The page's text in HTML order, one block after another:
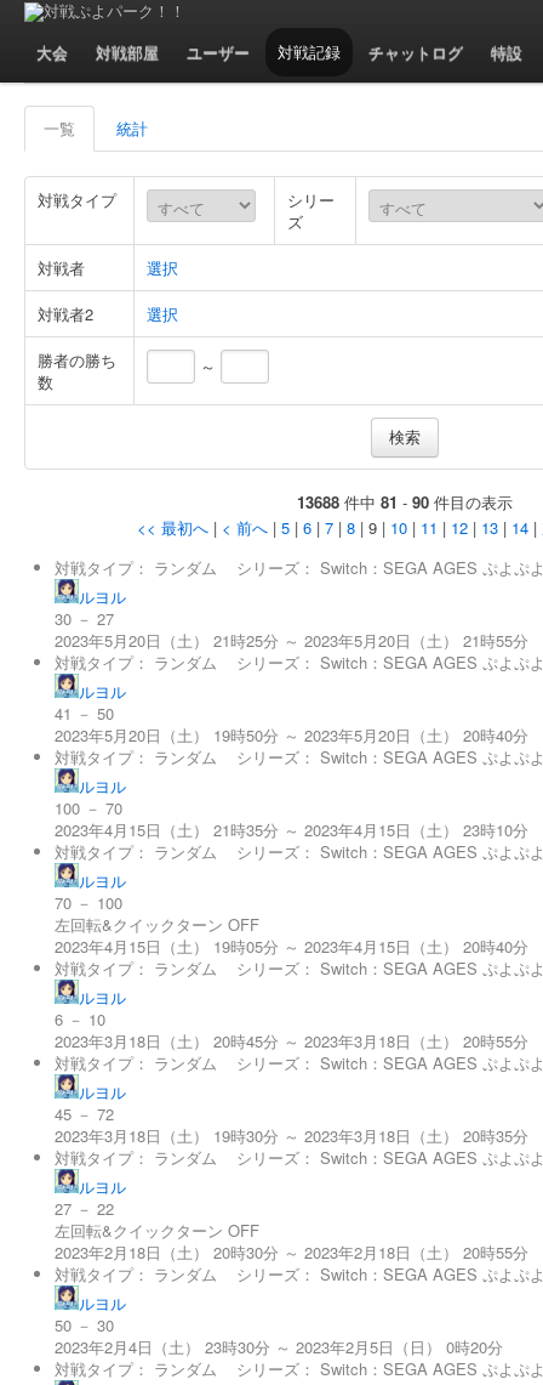
大会 対戦部屋 ユーザー 対戦記録 チャットログ 特設
対戦記録 - 一覧
一覧 統計
対戦タイプ
シリー
ズ
対戦者
選択
対戦者2
選択
勝者の勝ち
数
～
13688件中 81 - 90件目の表示
<< 最初へ | < 前へ | 5 | 6 | 7 | 8 | 9 | 10 | 11 | 12 | 13 | 14 |
対戦タイプ： ランダム シリーズ： Switch：SEGA AGES ぷよぷ
ルヨル
30 － 27
2023年5月20日（土） 21時25分 ～ 2023年5月20日（土） 21時55分
対戦タイプ： ランダム シリーズ： Switch：SEGA AGES ぷよぷ
ルヨル
41 － 50
2023年5月20日（土） 19時50分 ～ 2023年5月20日（土） 20時40分
対戦タイプ： ランダム シリーズ： Switch：SEGA AGES ぷよぷ
ルヨル
100 － 70
2023年4月15日（土） 21時35分 ～ 2023年4月15日（土） 23時10分
対戦タイプ： ランダム シリーズ： Switch：SEGA AGES ぷよぷ
ルヨル
70 － 100
左回転&クイックターン OFF
2023年4月15日（土） 19時05分 ～ 2023年4月15日（土） 20時40分
対戦タイプ： ランダム シリーズ： Switch：SEGA AGES ぷよぷ
ルヨル
6 － 10
2023年3月18日（土） 20時45分 ～ 2023年3月18日（土） 20時55分
対戦タイプ： ランダム シリーズ： Switch：SEGA AGES ぷよぷ
ルヨル
45 － 72
2023年3月18日（土） 19時30分 ～ 2023年3月18日（土） 20時35分
対戦タイプ： ランダム シリーズ： Switch：SEGA AGES ぷよぷ
ルヨル
27 － 22
左回転&クイックターン OFF
2023年2月18日（土） 20時30分 ～ 2023年2月18日（土） 20時55分
対戦タイプ： ランダム シリーズ： Switch：SEGA AGES ぷよぷ
ルヨル
50 － 30
2023年2月4日（土） 23時30分 ～ 2023年2月5日（日） 0時20分
対戦タイプ： ランダム シリーズ： Switch：SEGA AGES ぷよぷ